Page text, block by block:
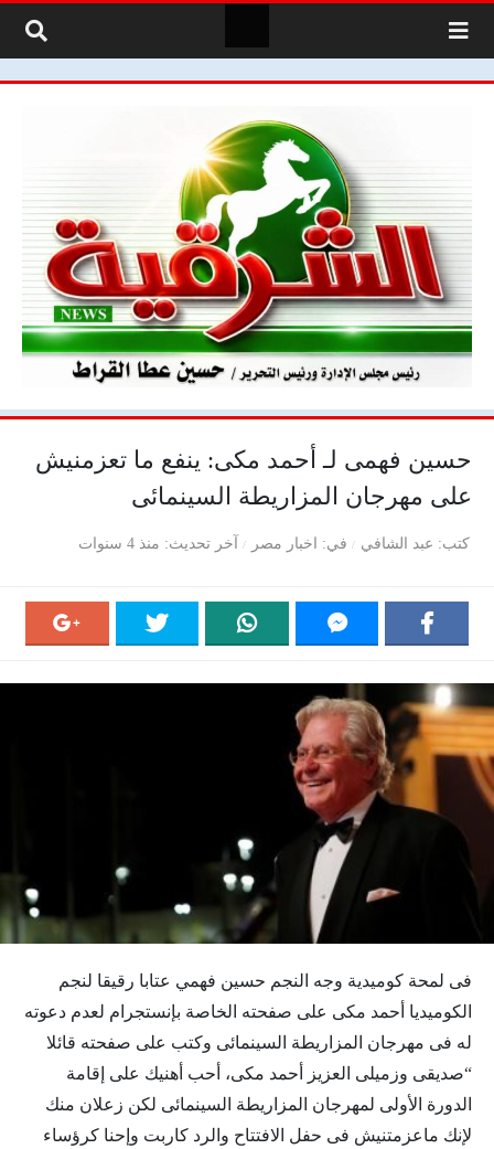
حسين فهمى لـ أحمد مكى: ينفع ما تعزمنيش
على مهرجان المزاريطة السينمائى
كتب عبد الشافي في اخبار مصر آخر تحديث منذ 4 سنوات
فى لمحة كوميدية وجه النجم حسين فهمي عتابا رقيقا لنجم
الكوميديا أحمد مكى على صفحته الخاصة بإنستجرام لعدم دعوته
له فى مهرجان المزاريطة السينمائى وكتب على صفحته قائلا
“صديقى وزميلى العزيز أحمد مكى، أحب أهنيك على إقامة
الدورة الأولى لمهرجان المزاريطة السينمائى لكن زعلان منك
لإنك ماعزمتنيش فى حفل الافتتاح والرد كاربت وإحنا كرؤساء